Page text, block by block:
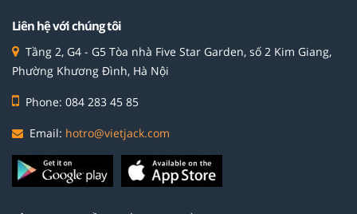
Liên hệ với chúng tôi
Tầng 2, G4 - G5 Tòa nhà Five Star Garden, số 2 Kim Giang,
Phường Khương Đình, Hà Nội
Phone: 084 283 45 85
Email: hotro@vietjack.com